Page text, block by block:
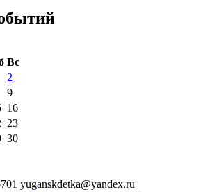
Вс
2
9
16
23
30
yuganskdetka@yandex.ru